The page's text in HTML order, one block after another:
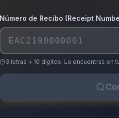
Número de Recibo (Receipt
3 letras + 10 dígitos. Lo encuentras en